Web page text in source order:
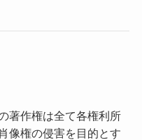
著作権は全て各権利所
像権の侵害を目的とす